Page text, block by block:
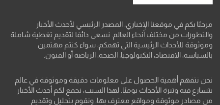
مرحبًا بكم في موقعنا الإخباري، المصدر الرئيسي لأحدث الأخبار
والتطورات من مختلف أنحاء العالم. نسعى دائمًا لتقديم تغطية شاملة
وموثوقة للأحداث الرئيسية التي تهمكم، سواء كنتم مهتمين
بالسياسة، الاقتصاد، التكنولوجيا، الصحة، الرياضة أو الفنون.
نحن نتفهم أهمية الحصول على معلومات دقيقة وموثوقة في عالم
يتسارع فيه وتيرة الأحداث يوميًا. لهذا السبب، نجمع لكم أحدث الأخبار
من مصادر موثوقة ومواقع معترف بها، ونقوم بتحليل وتقديم